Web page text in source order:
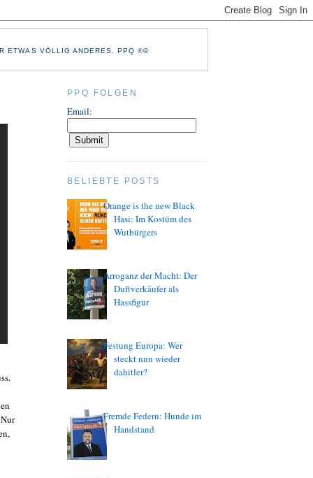
ETWAS VÖLLIG ANDERES. PPQ ®©
PPQ FOLGEN
Email:
BELIEBTE POSTS
Orange is the new Black
Hasi: Im Kostüm des
Wutbürgers
Arroganz der Macht: Der
Duftverkäufer als
Hassfigur
Festung Europa: Wer
steckt nun wieder
dahitler?
Fremde Federn: Hunde im
Handstand